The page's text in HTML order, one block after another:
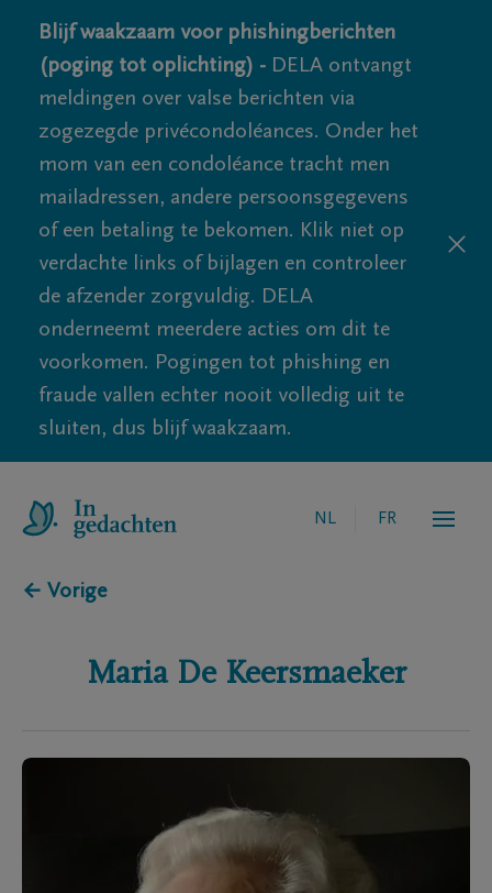
Blijf waakzaam voor phishingberichten
(poging tot oplichting) - DELA ontvangt
meldingen over valse berichten via
zogezegde privécondoléances. Onder het
mom van een condoléance tracht men
mailadressen, andere persoonsgegevens
of een betaling te bekomen. Klik niet op
verdachte links of bijlagen en controleer
de afzender zorgvuldig. DELA
onderneemt meerdere acties om dit te
voorkomen. Pogingen tot phishing en
fraude vallen echter nooit volledig uit te
sluiten, dus blijf waakzaam.
NL FR
← Vorige
Maria De Keersmaeker